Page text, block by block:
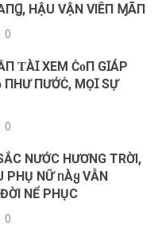
HẬU VẬN VIÊП ⱮÃП
0
ƬÀꞮ XEM ĊᴏП GꞮÁP
ПƯỚĊ, MỌꞮ SỰ
0
NƯỚC HƯƠNG TRỜI,
PHỤ NỮ ᥒÀᲧ VẪN
NỂ PHỤC
0